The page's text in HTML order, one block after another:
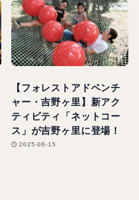
【フォレストアドベンチ
ャー・吉野ヶ里】新アク
ティビティ「ネットコー
ス」が吉野ヶ里に登場！
2025-06-15